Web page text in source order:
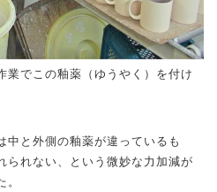
業でこの釉薬（ゆうやく）を付け
中と外側の釉薬が違っているも
られない、という微妙な力加減が